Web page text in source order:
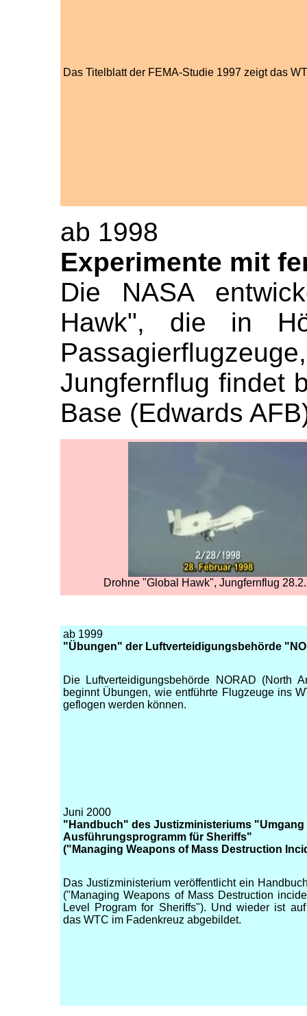
Das Titelblatt der FEMA-Studie 1997 zeigt das
ab 1998
Experimente mit
Die NASA
Hawk", die in
Jungfernflug findet
Base (Edwards
Drohne "Global Hawk", Jungfernflug
ab 1999
"Übungen" der Luftverteidigungsbehörde
Die Luftverteidigungsbehörde NORAD (North
beginnt Übungen, wie entführte Flugzeuge ins
geflogen werden können.
Juni 2000
"Handbuch" des Justizministeriums
Ausführungsprogramm für Sheriffs"
("Managing Weapons of Mass Destruction
Das Justizministerium veröffentlicht ein
("Managing Weapons of Mass Destruction
Level Program for Sheriffs"). Und wieder ist
das WTC im Fadenkreuz abgebildet.